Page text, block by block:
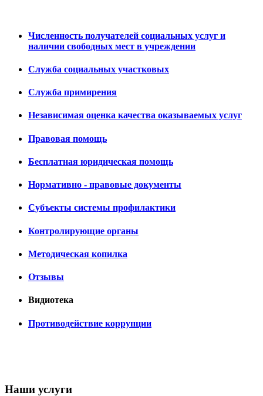
Численность получателей социальных услуг и
наличии свободных мест в учреждении
Служба социальных участковых
Служба примирения
Независимая оценка качества оказываемых услуг
Правовая помощь
Бесплатная юридическая помощь
Нормативно - правовые документы
Субъекты системы профилактики
Контролирующие органы
Методическая копилка
Отзывы
Видиотека
Противодействие коррупции
Наши услуги